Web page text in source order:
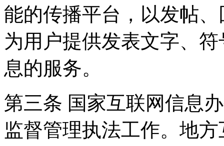
能的传播平台，以发帖
为用户提供发表文字、
息的服务。
第三条 国家互联网信息
监督管理执法工作。地